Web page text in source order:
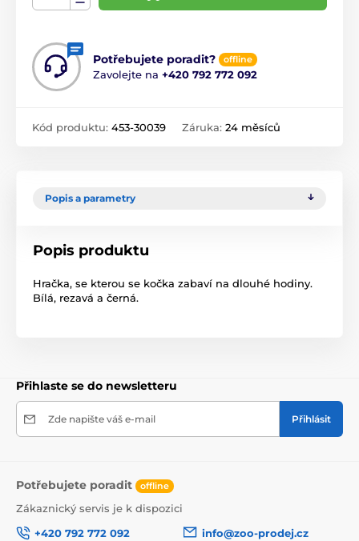
Potřebujete poradit? offline
Zavolejte na +420 792 772 092
Kód produktu: 453-30039 Záruka: 24 měsíců
Popis a parametry
Popis produktu
Hračka, se kterou se kočka zabaví na dlouhé hodiny.
Bílá, rezavá a černá.
Přihlaste se do newsletteru
Zde napište váš e-mail Přihlásit
Potřebujete poradit offline
Zákaznický servis je k dispozici
+420 792 772 092
info@zoo-prodej.cz